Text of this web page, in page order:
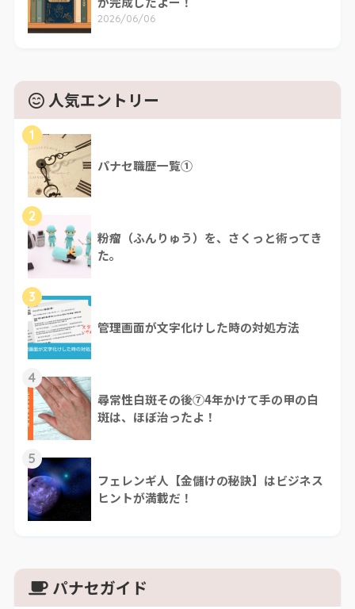
2026/06/06
人気エントリー
1
パナセ職歴一覧①
2
粉瘤（ふんりゅう）を、さくっと術ってき
た。
3
管理画面が文字化けした時の対処方法
4
尋常性白斑その後⑦4年かけて手の甲の白
斑は、ほぼ治ったよ！
5
フェレンギ人【金儲けの秘訣】はビジネス
ヒントが満載だ！
パナセガイド